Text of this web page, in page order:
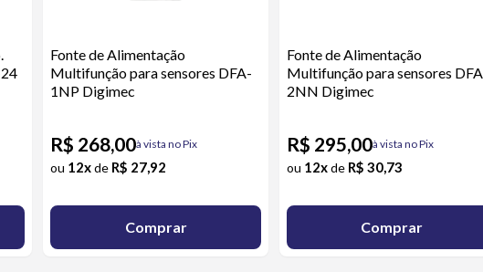
Fonte de Alimentação
Multifunção para sensores DFA-
1NP Digimec
R$ 268,00à vista no Pix
ou 12xde R$ 27,92
Comprar
Fonte de Alimentação
Multifunção para sensores
2NN Digimec
R$ 295,00à vista no Pix
ou 12xde R$ 30,73
Comprar